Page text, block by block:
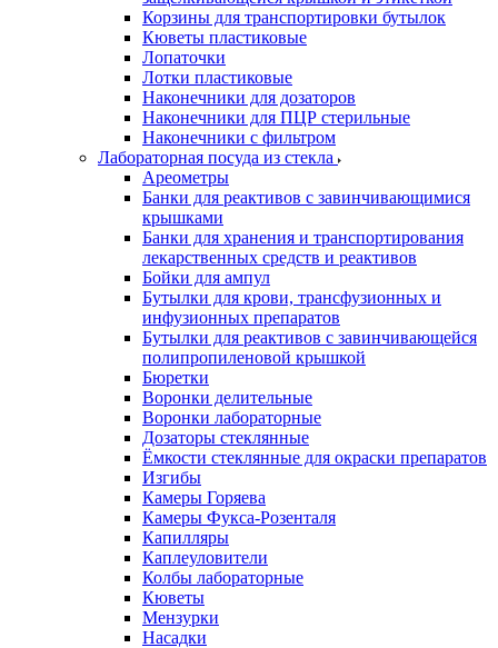
Корзины для транспортировки бутылок
Кюветы пластиковые
Лопаточки
Лотки пластиковые
Наконечники для дозаторов
Наконечники для ПЦР стерильные
Наконечники с фильтром
Лабораторная посуда из стекла
Ареометры
Банки для реактивов с завинчивающимися
крышками
Банки для хранения и транспортирования
лекарственных средств и реактивов
Бойки для ампул
Бутылки для крови, трансфузионных и
инфузионных препаратов
Бутылки для реактивов с завинчивающейся
полипропиленовой крышкой
Бюретки
Воронки делительные
Воронки лабораторные
Дозаторы стеклянные
Ёмкости стеклянные для окраски препаратов
Изгибы
Камеры Горяева
Камеры Фукса-Розенталя
Капилляры
Каплеуловители
Колбы лабораторные
Кюветы
Мензурки
Насадки